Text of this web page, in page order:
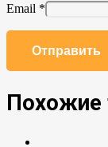
Email *
Похожие